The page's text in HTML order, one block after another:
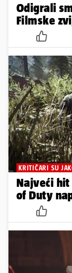
Odigrali
Filmske
KRITIČARI SU
Najveći hit
of Duty